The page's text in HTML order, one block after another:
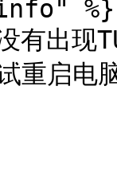
%}
出现
重启电